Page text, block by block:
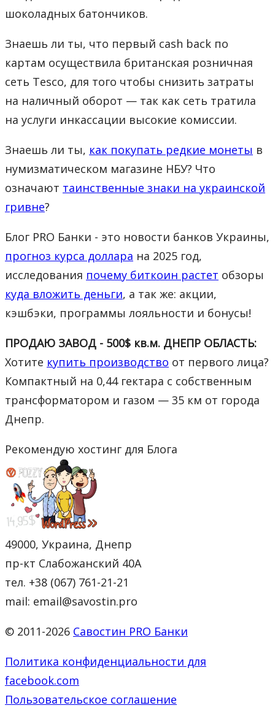
шоколадных батончиков.
Знаешь ли ты, что первый cash back по
картам осуществила британская розничная
сеть Tesco, для того чтобы снизить затраты
на наличный оборот — так как сеть тратила
на услуги инкассации высокие комиссии.
Знаешь ли ты, как покупать редкие монеты в
нумизматическом магазине НБУ? Что
означают таинственные знаки на украинской
гривне?
Блог PRO Банки - это новости банков Украины,
прогноз курса доллара на 2025 год,
исследования почему биткоин растет обзоры
куда вложить деньги, а так же: акции,
кэшбэки, программы лояльности и бонусы!
ПРОДАЮ ЗАВОД - 500$ кв.м. ДНЕПР ОБЛАСТЬ:
Хотите купить производство от первого лица?
Компактный на 0,44 гектара с собственным
трансформатором и газом — 35 км от города
Днепр.
Рекомендую хостинг для Блога
49000, Украина, Днепр
пр-кт Слабожанский 40А
тел. +38 (067) 761-21-21
mail: email@savostin.pro
© 2011-2026 Савостин PRO Банки
Политика конфиденциальности для
facebook.com
Пользовательское соглашение